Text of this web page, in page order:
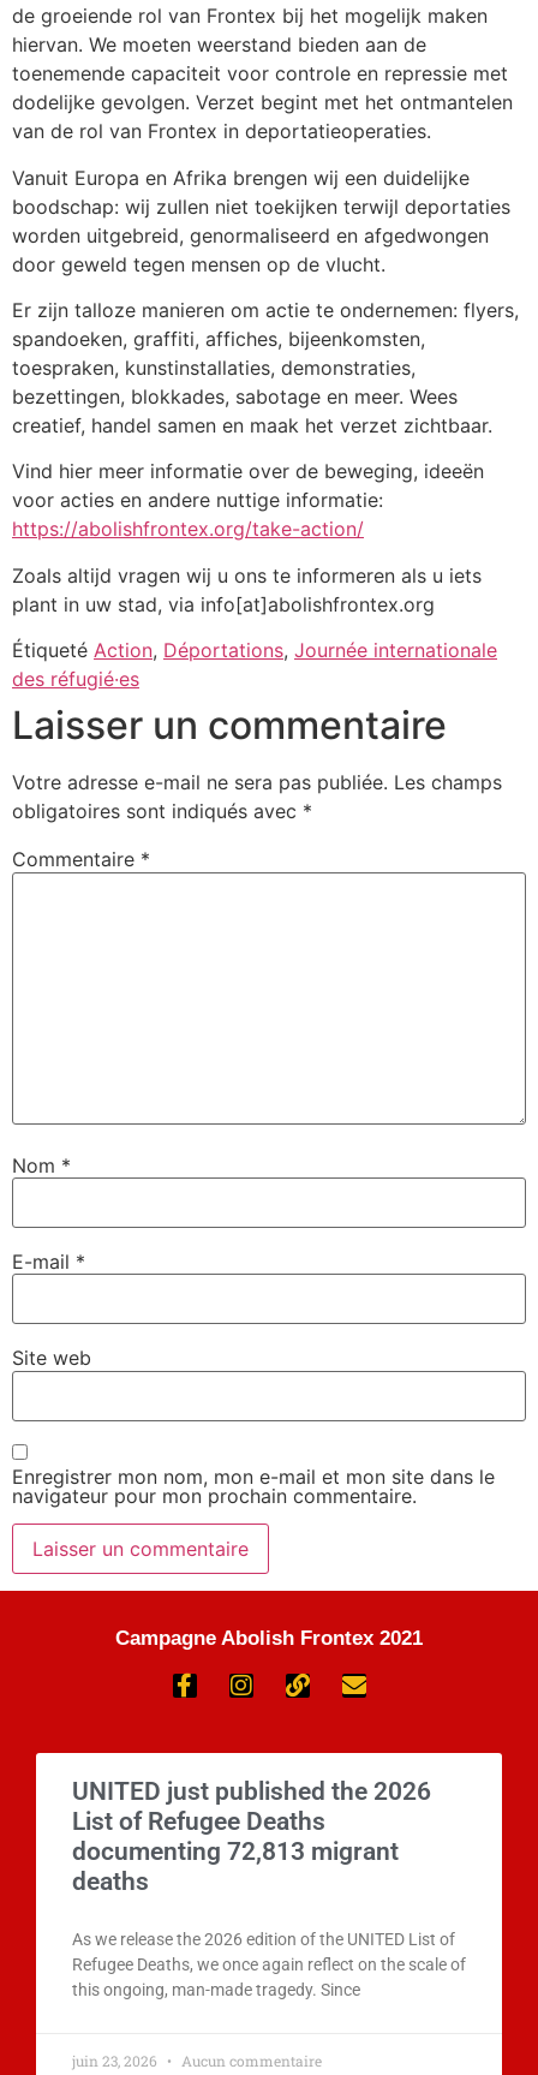
de groeiende rol van Frontex bij het mogelijk maken
hiervan. We moeten weerstand bieden aan de
toenemende capaciteit voor controle en repressie met
dodelijke gevolgen. Verzet begint met het ontmantelen
van de rol van Frontex in deportatieoperaties.
Vanuit Europa en Afrika brengen wij een duidelijke
boodschap: wij zullen niet toekijken terwijl deportaties
worden uitgebreid, genormaliseerd en afgedwongen
door geweld tegen mensen op de vlucht.
Er zijn talloze manieren om actie te ondernemen: flyers,
spandoeken, graffiti, affiches, bijeenkomsten,
toespraken, kunstinstallaties, demonstraties,
bezettingen, blokkades, sabotage en meer. Wees
creatief, handel samen en maak het verzet zichtbaar.
Vind hier meer informatie over de beweging, ideeën
voor acties en andere nuttige informatie:
https://abolishfrontex.org/take-action/
Zoals altijd vragen wij u ons te informeren als u iets
plant in uw stad, via info[at]abolishfrontex.org
Étiqueté Action, Déportations, Journée internationale
des réfugié·es
Laisser un commentaire
Votre adresse e-mail ne sera pas publiée. Les champs
obligatoires sont indiqués avec *
Commentaire *
Nom *
E-mail *
Site web
Enregistrer mon nom, mon e-mail et mon site dans le
navigateur pour mon prochain commentaire.
Campagne Abolish Frontex 2021
UNITED just published the 2026
List of Refugee Deaths
documenting 72,813 migrant
deaths
As we release the 2026 edition of the UNITED List of
Refugee Deaths, we once again reflect on the scale of
this ongoing, man-made tragedy. Since
juin 23, 2026 Aucun commentaire